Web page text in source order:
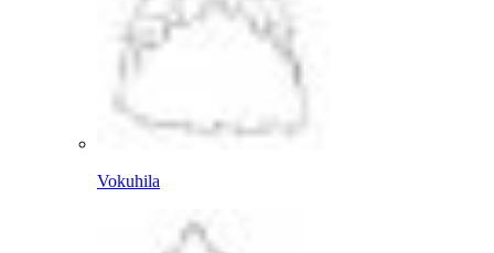
Vokuhila